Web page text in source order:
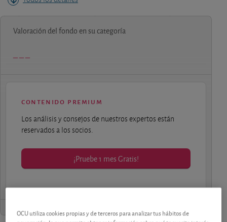
Valoración del fondo en su categoría
contenido premium
Los análisis y consejos de nuestros expertos están
reservados a los socios.
¡Pruebe 1 mes Gratis!
OCU utiliza cookies propias y de terceros para analizar tus hábitos de